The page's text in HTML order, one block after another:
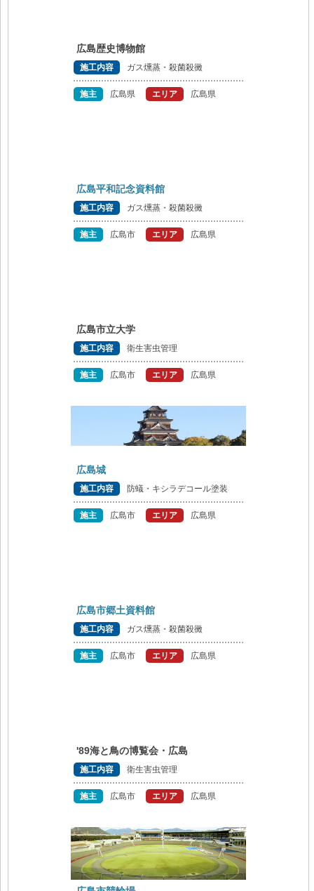
広島歴史博物館
施工内容 ガス燻蒸・殺菌殺黴
施主 広島県 エリア 広島県
広島平和記念資料館
施工内容 ガス燻蒸・殺菌殺黴
施主 広島市 エリア 広島県
広島市立大学
施工内容 衛生害虫管理
施主 広島市 エリア 広島県
広島城
施工内容 防蟻・キシラデコール塗装
施主 広島市 エリア 広島県
広島市郷土資料館
施工内容 ガス燻蒸・殺菌殺黴
施主 広島市 エリア 広島県
'89海と鳥の博覧会・広島
施工内容 衛生害虫管理
施主 広島市 エリア 広島県